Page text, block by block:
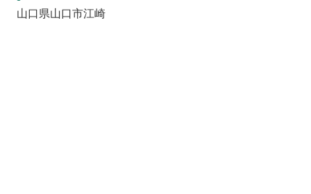
山口県山口市江崎